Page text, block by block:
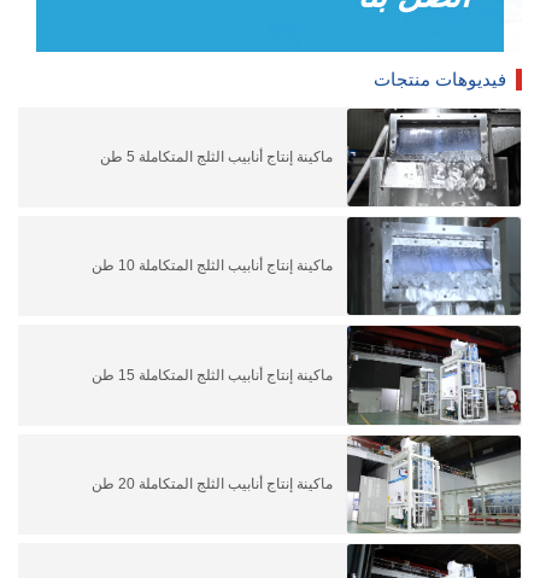
فيديوهات منتجات
ماكينة إنتاج أنابيب الثلج المتكاملة 5 طن
ماكينة إنتاج أنابيب الثلج المتكاملة 10 طن
ماكينة إنتاج أنابيب الثلج المتكاملة 15 طن
ماكينة إنتاج أنابيب الثلج المتكاملة 20 طن